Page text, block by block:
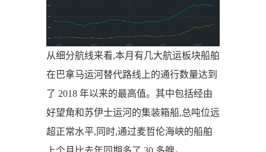
从细分航线来看,本月有几大航运板块船舶
在巴拿马运河替代路线上的通行数量达到
了 2018 年以来的最高值。其中包括经由
好望角和苏伊士运河的集装箱船,总吨位远
超正常水平,同时,通过麦哲伦海峡的船舶